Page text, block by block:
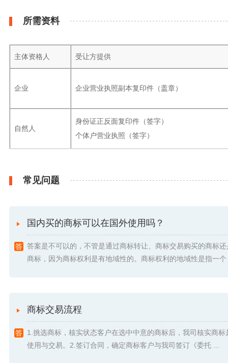
所需资料
主体资格人 受让方提供
企业 企业营业执照副本复印件（盖章）
自然人
身份证正反面复印件（签字）
个体户营业执照（签字）
常见问题
国内买的商标可以在国外使用吗？
答案是不可以的，不管是通过商标转让、商标交易购买的商标
商标，因为商标权利是有地域性的。商标权利的地域性是指一
商标交易流程
1.挑选商标，核实状态客户在选中中意的商标后，我司核实商标
使用与交易。2.签订合同，确定商标客户与我司签订《委托 ...